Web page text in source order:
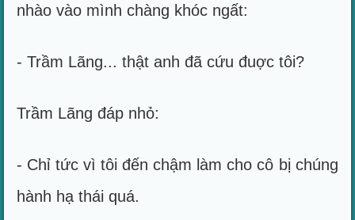
nhào vào mình chàng khóc ngất:
- Trầm Lãng... thật anh đã cứu đuợc tôi?
Trầm Lãng đáp nhỏ:
- Chỉ tức vì tôi đến chậm làm cho cô bị chúng
hành hạ thái quá.